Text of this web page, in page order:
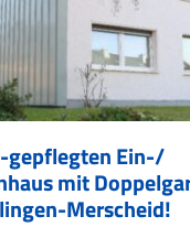
gepflegten Ein-/
mit
Merscheid!